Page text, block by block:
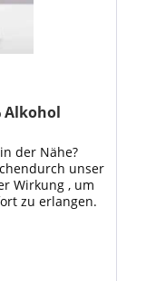
Alkohol
der Nähe?
unser
Wirkung , um
zu erlangen.